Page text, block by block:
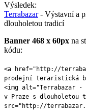
Výsledek:
Terrabazar- Výstavní a
dlouholetou tradicí
Banner 468 x 60px na
kódu:
<a href="http://
prodejní teraristická
<img alt="Terrabazar
v Praze s
src="http://